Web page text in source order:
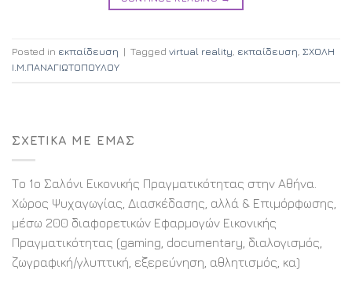
Posted in εκπαίδευση | Tagged virtual reality, εκπαίδευση, ΣΧΟΛΗ
Ι.Μ.ΠΑΝΑΓΙΩΤΟΠΟΥΛΟΥ
ΣΧΕΤΙΚΑ ΜΕ ΕΜΑΣ
Το 1ο Σαλόνι Εικονικής Πραγματικότητας στην Αθήνα.
Χώρος Ψυχαγωγίας, Διασκέδασης, αλλά & Επιμόρφωσης,
μέσω 200 διαφορετικών Εφαρμογών Εικονικής
Πραγματικότητας (gaming, documentary, διαλογισμός,
ζωγραφική/γλυπτική, εξερεύνηση, αθλητισμός, κα)